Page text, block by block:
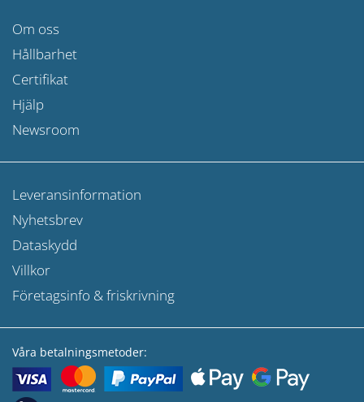
Om oss
Hållbarhet
Certifikat
Hjälp
Newsroom
Leveransinformation
Nyhetsbrev
Dataskydd
Villkor
Företagsinfo & friskrivning
Våra betalningsmetoder: